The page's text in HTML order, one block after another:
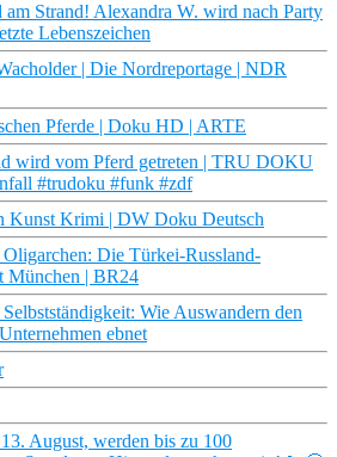
am Strand! Alexandra W. wird nach Party
Lebenszeichen
| Die Nordreportage | NDR
Pferde | Doku HD | ARTE
wird vom Pferd getreten | TRU DOKU
#trudoku #funk #zdf
Kunst Krimi | DW Doku Deutsch
Oligarchen: Die Türkei-Russland-
München | BR24
Wie Auswandern den
ebnet
August, werden bis zu 100